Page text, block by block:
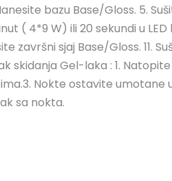
bazu Base/Gloss. 5.
( 4*9 W) ili 20 sekundi u
završni sjaj Base/Gloss. 11.
skidanja Gel-laka : 1.
Nokte ostavite umotane u
sa nokta.